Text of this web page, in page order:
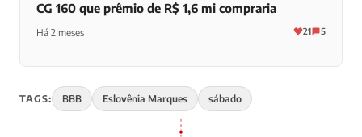
CG 160 que prêmio de R$ 1,6 mi compraria
Há 2 meses 21 5
TAGS: BBB Eslovênia Marques sábado